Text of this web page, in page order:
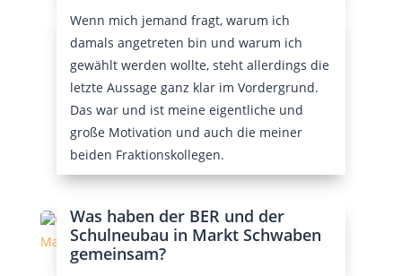
Wenn mich jemand fragt, warum ich
damals angetreten bin und warum ich
gewählt werden wollte, steht allerdings die
letzte Aussage ganz klar im Vordergrund.
Das war und ist meine eigentliche und
große Motivation und auch die meiner
beiden Fraktionskollegen.
Was haben der BER und der
Schulneubau in Markt Schwaben
gemeinsam?